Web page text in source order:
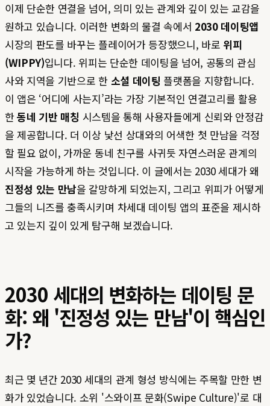
이제 단순한 연결을 넘어, 의미 있는 관계와 깊이 있는 교감을
원하고 있습니다. 이러한 변화의 물결 속에서 2030 데이팅앱
시장의 판도를 바꾸는 플레이어가 등장했으니, 바로 위피
(WIPPY)입니다. 위피는 단순한 데이팅을 넘어, 공통의 관심
사와 지역을 기반으로 한 소셜 데이팅 플랫폼을 지향합니다.
이 앱은 ‘어디에 사는지’라는 가장 기본적인 연결고리를 활용
한동네 기반 매칭 시스템을 통해 사용자들에게 신뢰와 안정감
을 제공합니다. 더 이상 낯선 상대와의 어색한 첫 만남을 걱정
할 필요 없이, 가까운 동네 친구를 사귀듯 자연스러운 관계의
시작을 가능하게 하는 것입니다. 이 글에서는 2030 세대가 왜
진정성 있는 만남을 갈망하게 되었는지, 그리고 위피가 어떻게
그들의 니즈를 충족시키며 차세대 데이팅 앱의 표준을 제시하
고 있는지 깊이 있게 탐구해 보겠습니다.
2030 세대의 변화하는 데이팅 문
화: 왜 '진정성 있는 만남'이 핵심인
가?
최근 몇 년간 2030 세대의 관계 형성 방식에는 주목할 만한 변
화가 있었습니다. 소위 '스와이프 문화(Swipe Culture)'로 대